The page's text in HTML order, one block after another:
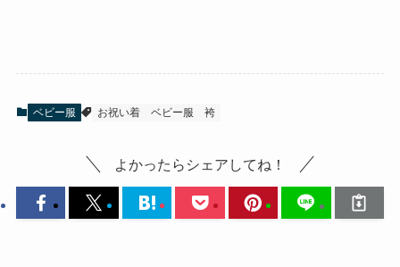
ベビー服 お祝い着 ベビー服 袴
よかったらシェアしてね！